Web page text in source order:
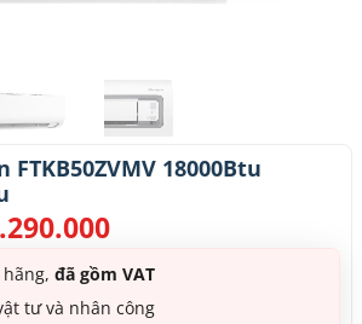
18000Btu
Giá
tại
là:
16.290.000.
đã gồm VAT
tư và nhân công